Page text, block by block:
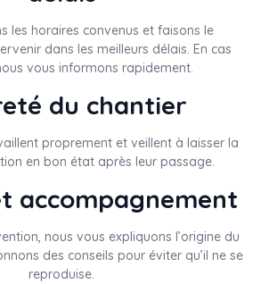
les horaires convenus et faisons le
dans les meilleurs délais. En cas
vous informons rapidement.
du chantier
proprement et veillent à laisser la
en bon état après leur passage.
accompagnement
nous vous expliquons l’origine du
des conseils pour éviter qu’il ne se
reproduise.